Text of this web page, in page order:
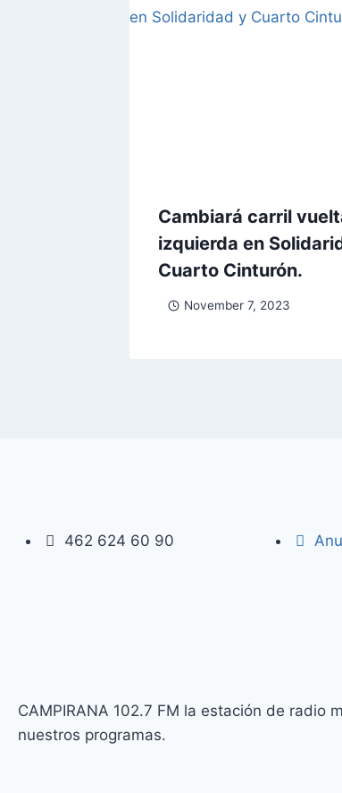
Cambiará carril
izquierda en
Cuarto Cinturón.
November 7, 2023
462 624 60 90
CAMPIRANA 102.7 FM la estación de radio
nuestros programas.